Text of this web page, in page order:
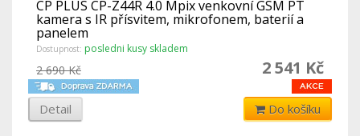
CP PLUS CP-Z44R 4.0 Mpix venkovní GSM PT
kamera s IR přísvitem, mikrofonem, baterií a
panelem
Dostupnost: posledni kusy skladem
2 541 Kč
2 690 Kč
Detail Do košíku